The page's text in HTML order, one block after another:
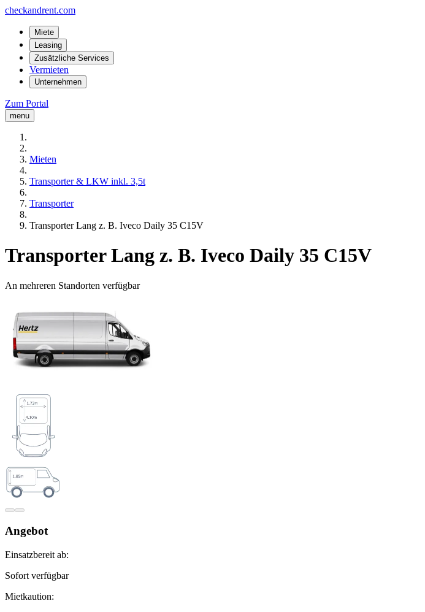
checkandrent.com
Miete
Leasing
Zusätzliche Services
Vermieten
Unternehmen
Zum Portal
menu
Mieten
Transporter & LKW inkl. 3,5t
Transporter
Transporter Lang z. B. Iveco Daily 35 C15V
Transporter Lang z. B. Iveco Daily 35 C15V
An mehreren Standorten verfügbar
Angebot
Einsatzbereit ab:
Sofort verfügbar
Mietkaution: